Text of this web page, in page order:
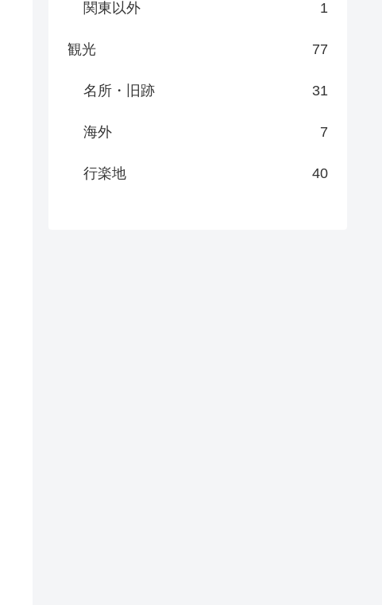
関東以外 1
観光 77
名所・旧跡 31
海外 7
行楽地 40